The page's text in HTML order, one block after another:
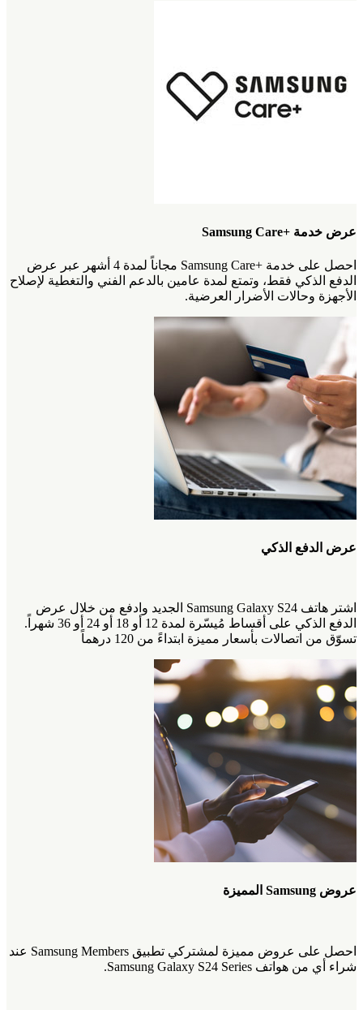
عرض خدمة +Samsung Care
احصل على خدمة +Samsung Care مجاناً لمدة 4 أشهر عبر عرض
الدفع الذكي فقط، وتمتع لمدة عامين بالدعم الفني والتغطية لإصلاح
الأجهزة وحالات الأضرار العرضية.
عرض الدفع الذكي
اشتر هاتف Samsung Galaxy S24 الجديد وادفع من خلال عرض
الدفع الذكي على أقساط مُيسّرة لمدة 12 أو 18 أو 24 أو 36 شهراً.
تسوّق من اتصالات بأسعار مميزة ابتداءً من 120 درهماً
عروض Samsung المميزة
احصل على عروض مميزة لمشتركي تطبيق Samsung Members عند
شراء أي من هواتف Samsung Galaxy S24 Series.